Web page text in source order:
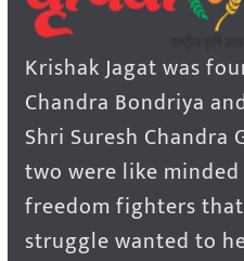
Krishak Jagat was
Chandra Bondriya
Shri Suresh Chandra
two were like
freedom fighters
struggle wanted to